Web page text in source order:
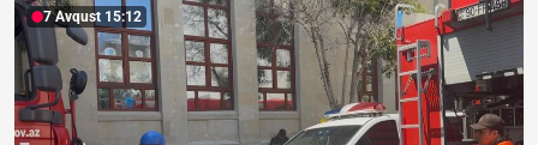
7 Avqust 15:12